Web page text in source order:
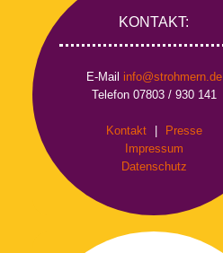
KONTAKT:
E-Mail info@strohmern.de
Telefon 07803 / 930 141
Kontakt |
Presse
Impressum
Datenschutz